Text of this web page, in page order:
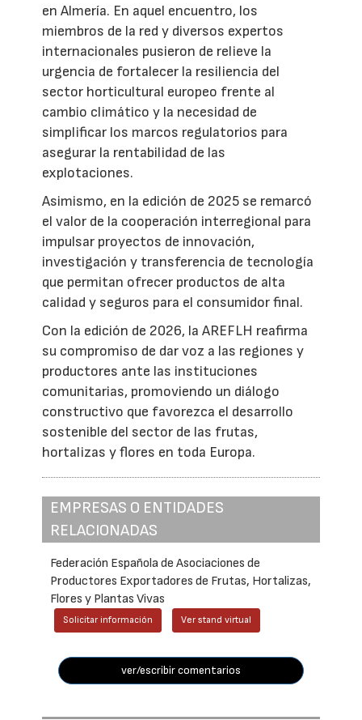
en Almería. En aquel encuentro, los
miembros de la red y diversos expertos
internacionales pusieron de relieve la
urgencia de fortalecer la resiliencia del
sector horticultural europeo frente al
cambio climático y la necesidad de
simplificar los marcos regulatorios para
asegurar la rentabilidad de las
explotaciones.
Asimismo, en la edición de 2025 se remarcó
el valor de la cooperación interregional para
impulsar proyectos de innovación,
investigación y transferencia de tecnología
que permitan ofrecer productos de alta
calidad y seguros para el consumidor final.
Con la edición de 2026, la AREFLH reafirma
su compromiso de dar voz a las regiones y
productores ante las instituciones
comunitarias, promoviendo un diálogo
constructivo que favorezca el desarrollo
sostenible del sector de las frutas,
hortalizas y flores en toda Europa.
EMPRESAS O ENTIDADES
RELACIONADAS
Federación Española de Asociaciones de
Productores Exportadores de Frutas, Hortalizas,
Flores y Plantas Vivas
Solicitar información Ver stand virtual
ver/escribir comentarios